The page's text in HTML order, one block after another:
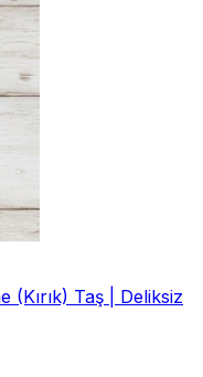
(Kırık) Taş | Deliksiz